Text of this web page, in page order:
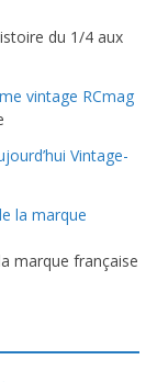
du 1/4 aux
RCmag
Vintage-
marque française